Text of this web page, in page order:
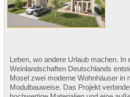
Leben, wo andere Urlaub machen. In
Weinlandschaften Deutschlands
Mosel zwei moderne Wohnhäuser in
Modulbauweise. Das Projekt